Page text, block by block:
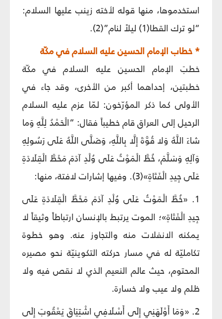
استخدموها، منها قوله لأخته زينب عليها السلام:
“لو ترك القطا(1) ليلاً لنام”(2).
* خطاب الإمام الحسين عليه السلام في مكّة
خطبَ الإمام الحسين عليه السلام في مكّة
خطبتين، إحداهما أكبر من الأخرى، وقد جاء في
الأولى كما ذكر المؤرّخون: لمّا عزم عليه السلام
الرحيل إلى العراق قام خطيباً فقال: “الْحَمْدُ لِلَّهِ وَما
شاءَ اللَّهُ‏ وَلا قُوَّةَ إِلَّا بِاللَّهِ‏، وَصَلَّى اللَّهُ عَلَى رَسُولِهِ
وَآلِهِ‏ وَسَلَّمَ، خُطَّ الْمَوْتُ عَلَى وُلْدِ آدَمَ مَخَطَّ الْقِلَادَةِ
عَلَى جِيدِ الْفَتَاةِ»(3). وفيها إشارات لافتة، منها:
1. «خُطَّ الْمَوْتُ عَلَى وُلْدِ آدَمَ مَخَطَّ الْقِلَادَةِ عَلَى
جِيدِ الْفَتَاةِ»؛ الموت يرتبط بالإنسان ارتباطاً وثيقاً لا
يمكنه الانفلات منه والتجاوز عنه. وهو خطوة
تكامليّة له في مسار حركته التكوينيّة نحو مصيره
المحتوم، حيث عالم النعيم الذي لا نقص فيه ولا
ظلم ولا عيب ولا خسارة.
2. «وَمَا أَوْلَهَنِي إِلَى‏ أَسْلَافِي اشْتِيَاقَ يَعْقُوبَ إِلَى